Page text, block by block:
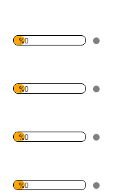
%0
%0
%0
%0